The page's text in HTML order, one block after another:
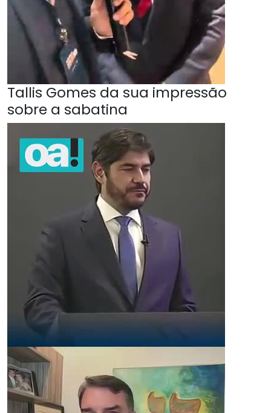
Tallis Gomes da sua impressão
sobre a sabatina